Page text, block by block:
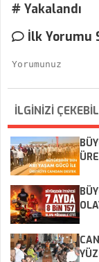
# Yakalandı
İlk Yorumu
İLGİNİZİ